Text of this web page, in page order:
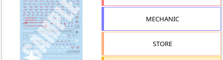
MECHANIC
STORE